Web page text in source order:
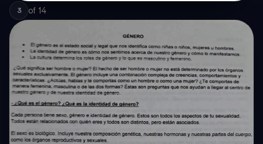
3 of 14